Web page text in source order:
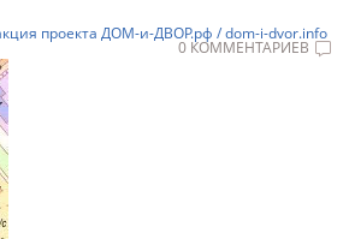
проекта ДОМ-и-ДВОР.рф / dom-i-dvor.info
0 КОММЕНТАРИЕВ